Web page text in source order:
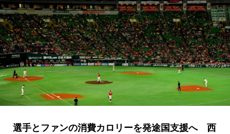
選手とファンの消費カロリーを発途国支援へ 西